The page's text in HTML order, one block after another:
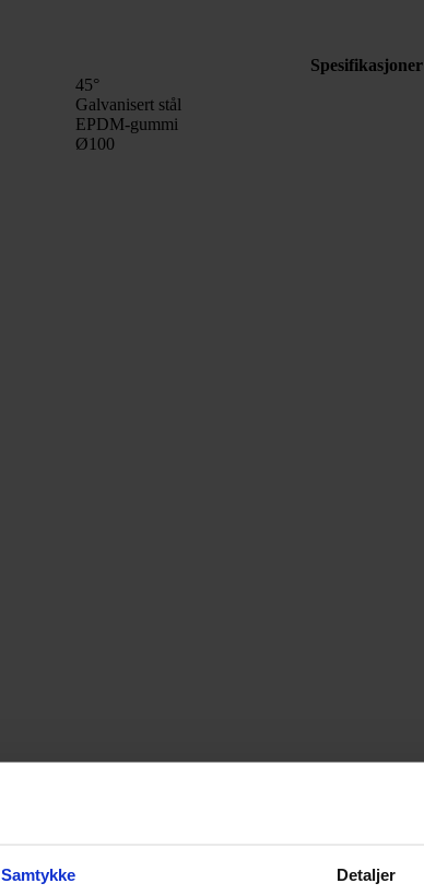
Samtykke Detaljer
Spesifikasjoner
45°
Galvanisert stål
EPDM-gummi
Ø100